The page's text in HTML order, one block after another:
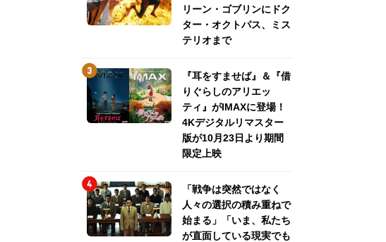
リーン・ゴブリンにドク
ター・オクトパス、ミス
テリオまで
『耳をすませば』＆『借
りぐらしのアリエッ
ティ』がIMAXに登場！
4Kデジタルリマスター
版が10月23日より期間
限定上映
「戦争は突然ではなく
人々の選択の積み重ねで
始まる」「いま、私たち
が直面している現実でも